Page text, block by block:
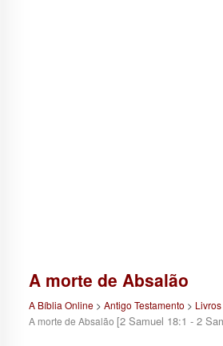
A morte de Absalão
A Bíblia Online> Antigo Testamento >
A morte de Absalão [2 Samuel 18:1 - 2